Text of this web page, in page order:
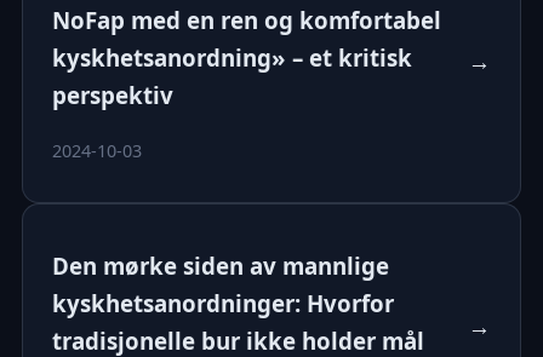
NoFap med en ren og komfortabel
kyskhetsanordning» – et kritisk
perspektiv
2024-10-03
→
Den mørke siden av mannlige
kyskhetsanordninger: Hvorfor
tradisjonelle bur ikke holder mål
→